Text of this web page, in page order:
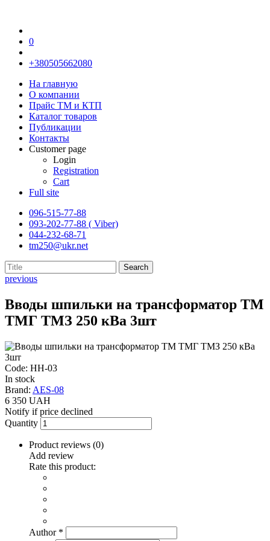
0
+380505662080
На главную
О компании
Прайс TM и КТП
Каталог товаров
Публикации
Контакты
Customer page
Login
Registration
Cart
Full site
096-515-77-88
093-202-77-88 ( Viber)
044-232-68-71
tm250@ukr.net
previous
Вводы шпильки на трансформатор ТМ
ТМГ ТМЗ 250 кВа 3шт
Code: НН-03
In stock
Brand: AES-08
6 350 UAH
Notify if price declined
Quantity
Product reviews (0)
Add review
Rate this product:
Author *